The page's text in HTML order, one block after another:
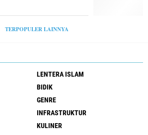
TERPOPULER LAINNYA
LENTERA ISLAM
BIDIK
GENRE
INFRASTRUKTUR
KULINER